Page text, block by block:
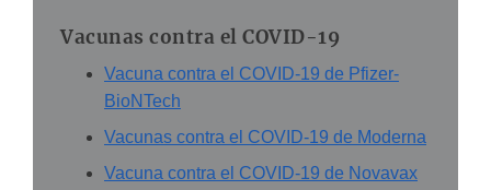
Vacunas contra el COVID-19
Vacuna contra el COVID-19 de Pfizer-
BioNTech
Vacunas contra el COVID-19 de Moderna
Vacuna contra el COVID-19 de Novavax